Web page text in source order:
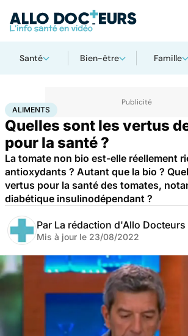
Santé Bien-être Famille
AccueilSantéAliments
ALIMENTS
Quelles sont les vertus
pour la santé ?
La tomate non bio est-elle réellement
antioxydants ? Autant que la bio ?
vertus pour la santé des tomates,
diabétique insulinodépendant ?
Par La rédaction d'Allo Docteurs
Mis à jour le 23/08/2022